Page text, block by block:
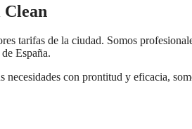
tarifas de la ciudad. Somos
España.
necesidades con prontitud y eficacia,